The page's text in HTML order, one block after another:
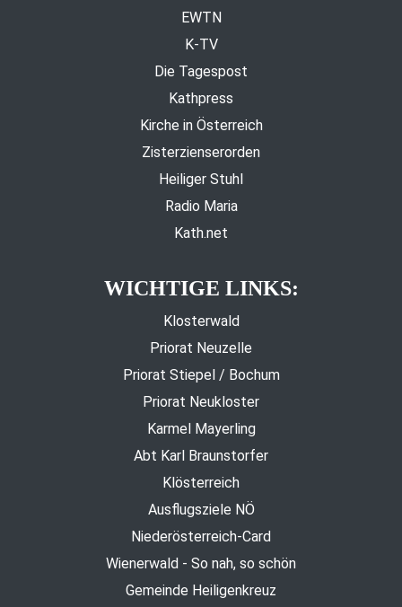
EWTN
K-TV
Die Tagespost
Kathpress
Kirche in Österreich
Zisterzienserorden
Heiliger Stuhl
Radio Maria
Kath.net
WICHTIGE LINKS:
Klosterwald
Priorat Neuzelle
Priorat Stiepel / Bochum
Priorat Neukloster
Karmel Mayerling
Abt Karl Braunstorfer
Klösterreich
Ausflugsziele NÖ
Niederösterreich-Card
Wienerwald - So nah, so schön
Gemeinde Heiligenkreuz